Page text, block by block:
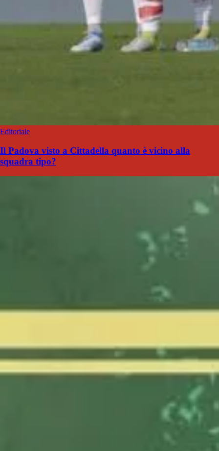
Editoriale
Il Padova visto a Cittadella quanto è vicino alla
squadra tipo?